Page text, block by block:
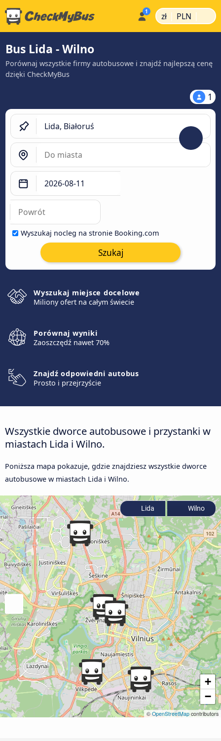
zł | PLN |
Bus Lida - Wilno
Porównaj wszystkie firmy autobusowe i znajdź najlepszą cenę
dzięki CheckMyBus
1
Wyszukaj nocleg na stronie Booking.com
Szukaj
Wyszukaj miejsce docelowe
Miliony ofert na całym świecie
Porównaj wyniki
Zaoszczędź nawet 70%
Znajdź odpowiedni autobus
Prosto i przejrzyście
Wszystkie dworce autobusowe i przystanki w
miastach Lida i Wilno.
Poniższa mapa pokazuje, gdzie znajdziesz wszystkie dworce
autobusowe w miastach Lida i Wilno.
+
−
© OpenStreetMap contributors
Lida Wilno